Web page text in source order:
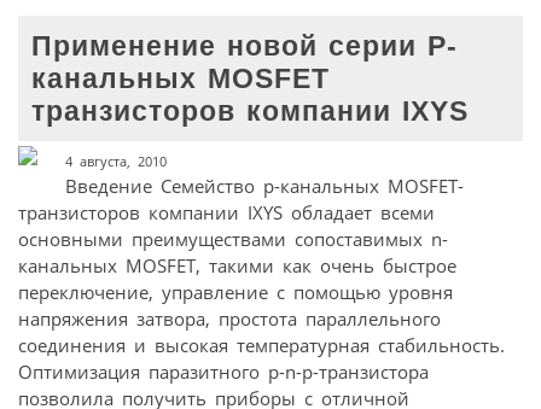
Применение новой серии P-
канальных MOSFET
транзисторов компании IXYS
4 августа, 2010
Введение Семейство p-канальных MOSFET-
транзисторов компании IXYS обладает всеми
основными преимуществами сопоставимых n-
канальных MOSFET, такими как очень быстрое
переключение, управление с помощью уровня
напряжения затвора, простота параллельного
соединения и высокая температурная стабильность.
Оптимизация паразитного p-n-p-транзистора
позволила получить приборы с отличной